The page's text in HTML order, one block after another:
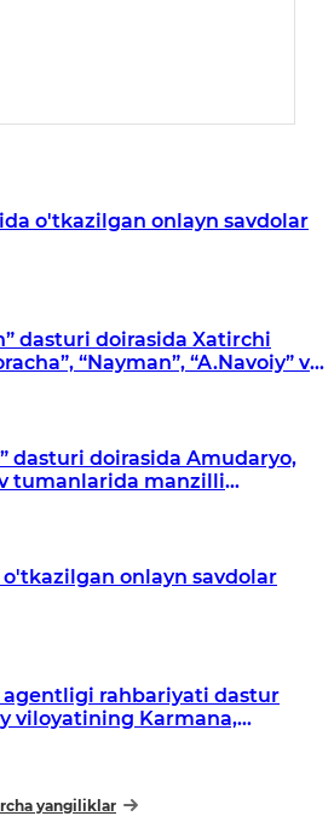
o'tkazilgan onlayn savdolar
dasturi doirasida Xatirchi
“Nayman”, “A.Navoiy” va
dasturi doirasida Amudaryo,
tumanlarida manzilli
onlayn savdolar
rahbariyati dastur
viloyatining Karmana,
yangiliklar